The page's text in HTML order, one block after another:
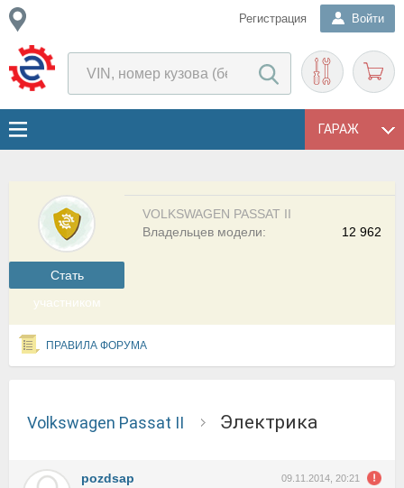
Регистрация Войти
ГАРАЖ
Cтать
участником
VOLKSWAGEN PASSAT II
12 962
Владельцев модели:
ПРАВИЛА ФОРУМА
Volkswagen Passat II электрика
pozdsap 09.11.2014, 20:21